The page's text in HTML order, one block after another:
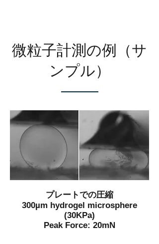
微粒子計測の例（サ
ンプル）
プレートでの圧縮
300µm hydrogel microsphere
(30KPa)
Peak Force: 20mN